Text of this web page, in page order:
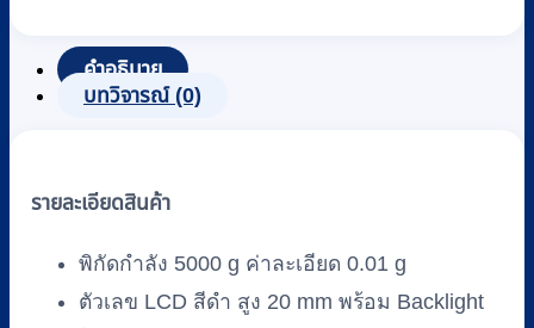
ตั้ง
โต๊ะ
ZEPPER
BGB5002
(ไม่มี
คำอธิบาย
บทวิจารณ์ (0)
รายละเอียดสินค้า
พิกัดกำลัง 5000 g ค่าละเอียด 0.01 g
ตัวเลข LCD สีดำ สูง 20 mm พร้อม Backlight